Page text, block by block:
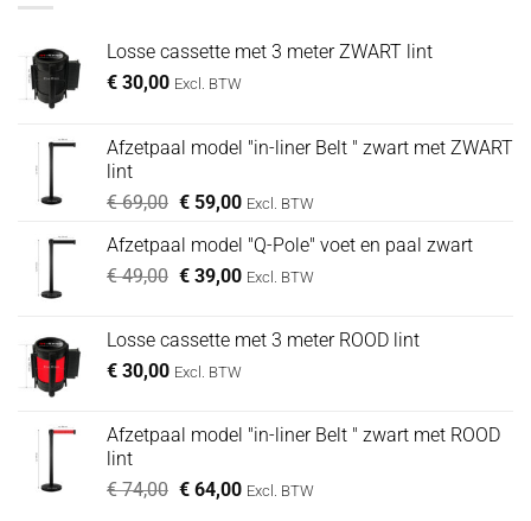
Losse cassette met 3 meter ZWART lint
€ 30,00 Excl. BTW
Afzetpaal model "in-liner Belt " zwart met ZWART
lint
€69,00 Oorspronkelijke
was:
€ 69,00.
€59,00Huidige
is:
€ 59,00.
Excl. BTW
Afzetpaal model "Q-Pole" voet en paal zwart
€49,00 Oorspronkelijke
€ 49,00.
€39,00Huidige
€ 39,00.
Excl. BTW
Losse cassette met 3 meter ROOD lint
€ 30,00 Excl. BTW
Afzetpaal model "in-liner Belt " zwart met ROOD
lint
€74,00 Oorspronkelijke
€64,00Huidige
Excl. BTW